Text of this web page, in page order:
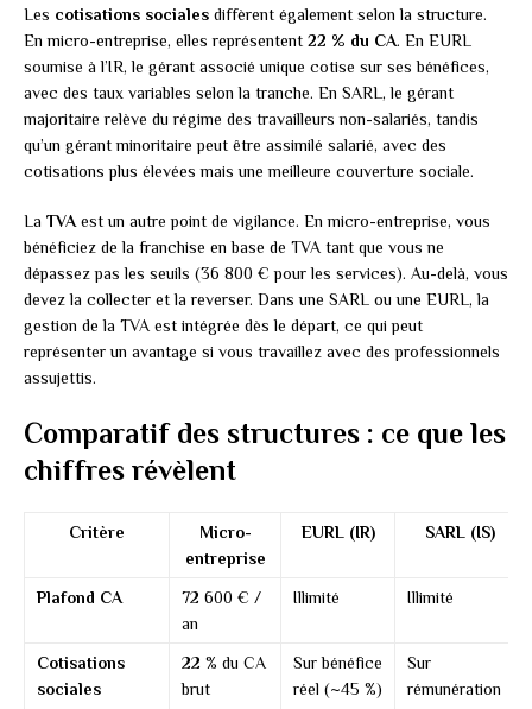
Les cotisations sociales diffèrent également selon la structure.
En micro-entreprise, elles représentent 22 % du CA. En EURL
soumise à l’IR, le gérant associé unique cotise sur ses bénéfices,
avec des taux variables selon la tranche. En SARL, le gérant
majoritaire relève du régime des travailleurs non-salariés, tandis
qu’un gérant minoritaire peut être assimilé salarié, avec des
cotisations plus élevées mais une meilleure couverture sociale.
La TVAest un autre point de vigilance. En micro-entreprise, vous
bénéficiez de la franchise en base de TVA tant que vous ne
dépassez pas les seuils (36 800 € pour les services). Au-delà, vous
devez la collecter et la reverser. Dans une SARL ou une EURL, la
gestion de la TVA est intégrée dès le départ, ce qui peut
représenter un avantage si vous travaillez avec des professionnels
assujettis.
Comparatif des structures : ce que les
chiffres révèlent
Critère
Micro-
entreprise
EURL (IR) SARL (IS)
Plafond CA
72 600 € /
an
Illimité Illimité
Cotisations
sociales
22 % du CA
brut
Sur bénéfice
réel (~45 %)
Sur
rémunération